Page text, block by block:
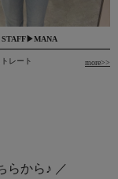
STAFF▶MANA
レート more>>
らから♪ ／